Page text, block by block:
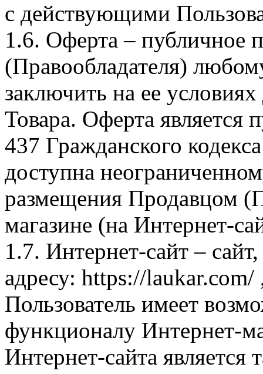
с действующими
1.6. Оферта – публичное
(Правообладателя)
заключить на ее
Товара. Оферта является
437 Гражданского
доступна
размещения Продавцом
магазине (на Интернет-
1.7. Интернет-сайт –
адресу: https://laukar.com/
Пользователь имеет
функционалу Интернет-
Интернет-сайта